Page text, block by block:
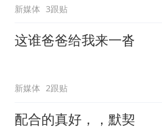
新媒体 3跟贴
这谁爸爸给我来一沓
新媒体 2跟贴
配合的真好，，默契